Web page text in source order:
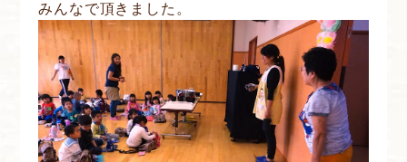
みんなで頂きました。